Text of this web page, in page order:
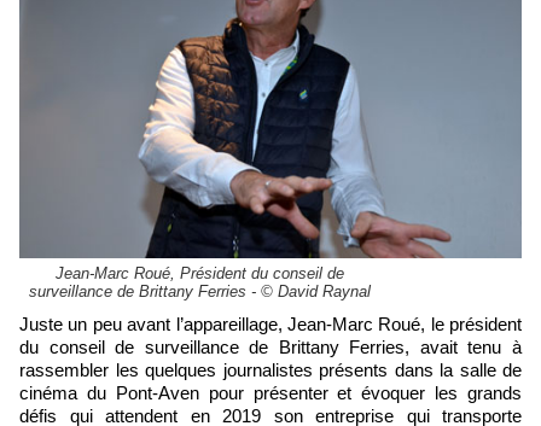
Jean-Marc Roué, Président du conseil de
surveillance de Brittany Ferries - © David Raynal
Juste un peu avant l’appareillage, Jean-Marc Roué, le président
du conseil de surveillance de Brittany Ferries, avait tenu à
rassembler les quelques journalistes présents dans la salle de
cinéma du Pont-Aven pour présenter et évoquer les grands
défis qui attendent en 2019 son entreprise qui transporte